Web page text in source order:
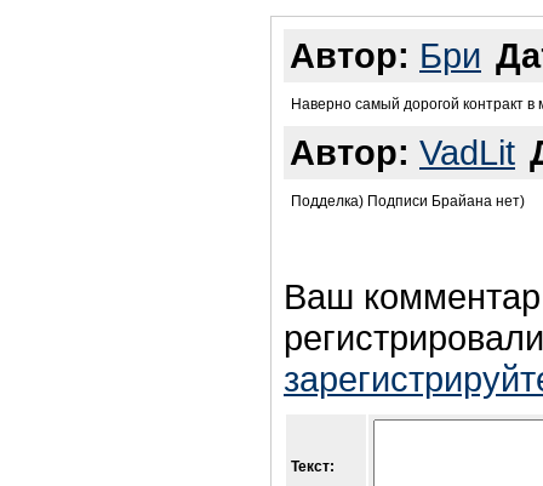
Автор: Бри
Наверно самый дорогой контракт в
Автор: VadLit
Подделка) Подписи Брайана нет)
Ваш
Текст: